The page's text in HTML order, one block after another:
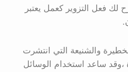
لك فعل التزوير كعمل يعتبر
والشنيعة التي انتشرت
،وقد ساعد استخدام الوسائل